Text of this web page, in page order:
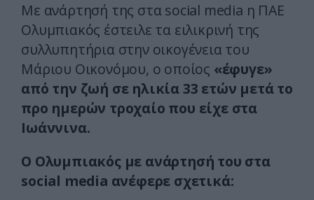
Με ανάρτησή της στα social media η ΠΑΕ
Ολυμπιακός έστειλε τα ειλικρινή της
συλλυπητήρια στην οικογένεια του
Μάριου Οικονόμου, ο οποίος «έφυγε»
από την ζωή σε ηλικία 33 ετών μετά το
προ ημερών τροχαίο που είχε στα
Ιωάννινα.
Ο Ολυμπιακός με ανάρτησή του στα
social media ανέφερε σχετικά: